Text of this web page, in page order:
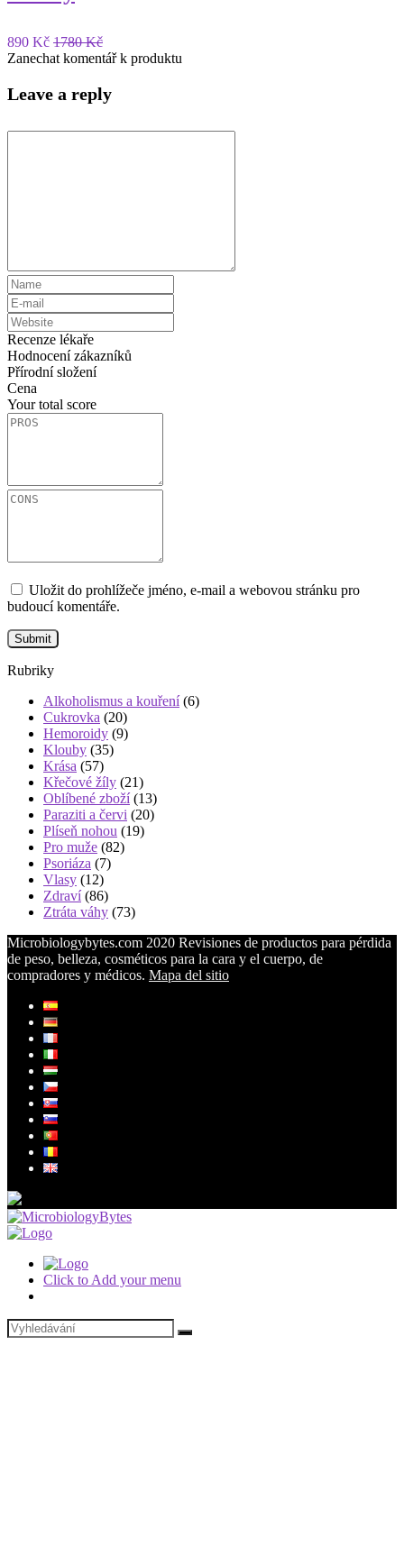
890 Kč 1780 Kč
Zanechat komentář k produktu
Leave a reply
Recenze lékaře
Hodnocení zákazníků
Přírodní složení
Cena
Your total score
Uložit do prohlížeče jméno, e-mail a webovou stránku pro
budoucí komentáře.
Rubriky
Alkoholismus a kouření(6)
Cukrovka (20)
Hemoroidy (9)
Klouby (35)
Krása (57)
Křečové žíly (21)
Oblíbené zboží(13)
Paraziti a červi (20)
Plíseň nohou (19)
Pro muže (82)
Psoriáza (7)
Vlasy (12)
Zdraví(86)
Ztráta váhy (73)
Microbiologybytes.com 2020 Revisiones de productos para pérdida
de peso, belleza, cosméticos para la cara y el cuerpo, de
compradores y médicos. Mapa del sitio
Click to Add your menu